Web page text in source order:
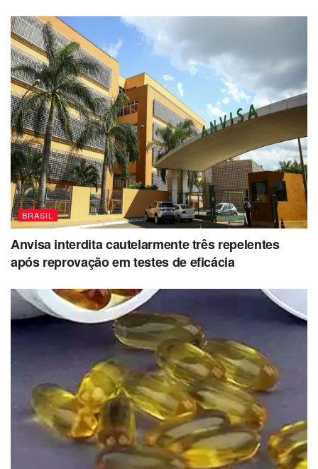
BRASIL
Anvisa interdita cautelarmente três repelentes
após reprovação em testes de eficácia